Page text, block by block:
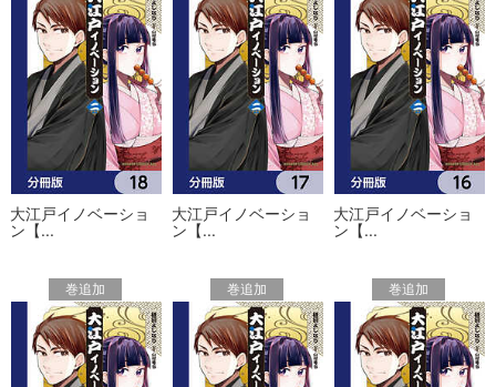
大江戸イノベーショ
ン【...
大江戸イノベーショ
ン【...
大江戸イノベーショ
ン【...
巻追加 巻追加 巻追加